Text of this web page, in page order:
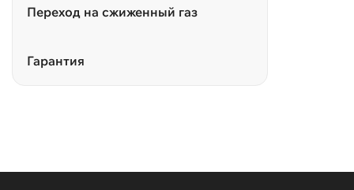
Переход на сжиженный газ
Гарантия